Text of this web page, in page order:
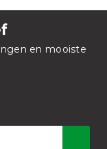
en mooiste